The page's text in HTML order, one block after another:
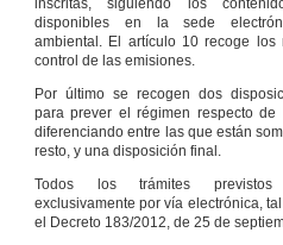
disponibles en la sede
ambiental. El artículo 10 recoge los
control de las emisiones.
Por último se recogen dos
para prever el régimen respecto de
diferenciando entre las que están
resto, y una disposición final.
Todos los trámites
exclusivamente por vía electrónica,
el Decreto 183/2012, de 25 de